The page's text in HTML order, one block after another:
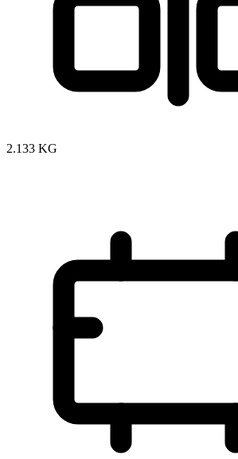
2.133 KG